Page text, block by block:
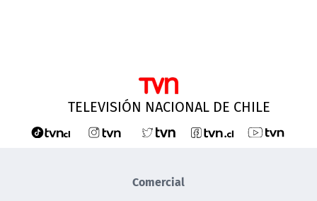
TELEVISIÓN NACIONAL DE CHILE
Comercial